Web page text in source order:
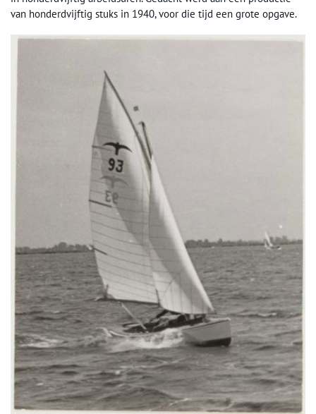
van honderdvijftig stuks in 1940, voor die tijd een grote opgave.